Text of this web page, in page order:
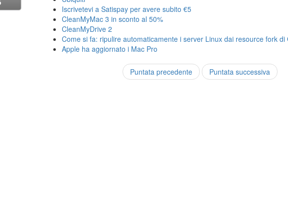
Iscrivetevi a Satispay per avere subito €5
CleanMyMac 3 in sconto al 50%
CleanMyDrive 2
Come si fa: ripulire automaticamente i server Linux dai resource fork di
Apple ha aggiornato i Mac Pro
Puntata precedente Puntata successiva